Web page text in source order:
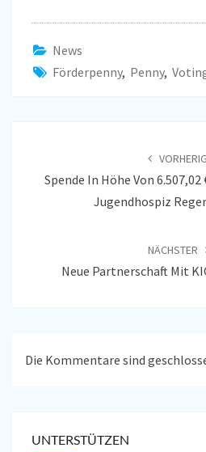
News
Förderpenny, Penny,
Spende In Höhe Von 6.507,02
Jugendhospiz
NÄCHSTER
Neue Partnerschaft Mit
Die Kommentare sind
UNTERSTÜTZEN